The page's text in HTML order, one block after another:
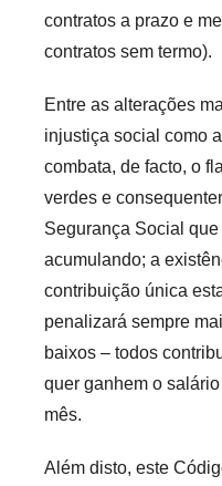
contratos a prazo e
contratos sem termo).
Entre as alterações
injustiça social como
combata, de facto, o
verdes e
Segurança Social
acumulando; a
contribuição única
penalizará sempre
baixos – todos
quer ganhem o
mês.
Além disto, este